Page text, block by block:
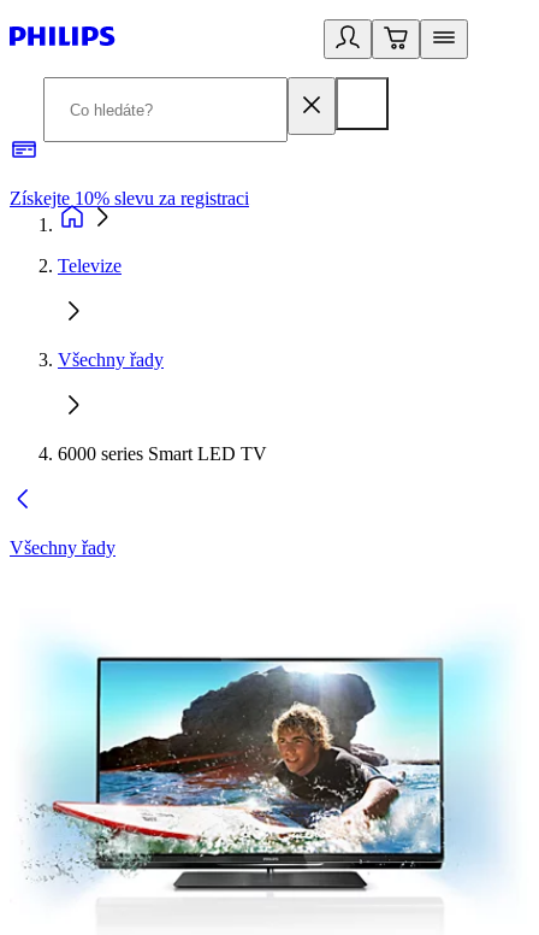
Získejte 10% slevu za registraci
Televize
Všechny řady
6000 series Smart LED TV
Všechny řady